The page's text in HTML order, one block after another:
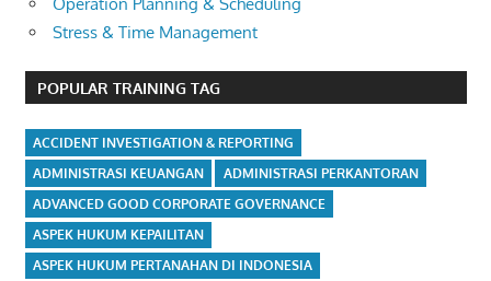
Stress & Time Management
POPULAR TRAINING TAG
ACCIDENT INVESTIGATION & REPORTING
ADMINISTRASI KEUANGAN
ADMINISTRASI PERKANTORAN
ADVANCED GOOD CORPORATE GOVERNANCE
ASPEK HUKUM KEPAILITAN
ASPEK HUKUM PERTANAHAN DI INDONESIA